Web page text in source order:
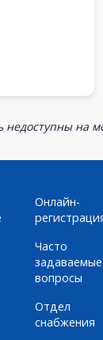
на
Онлайн-
Часто
задаваемые
вопросы
Отдел
снабжения